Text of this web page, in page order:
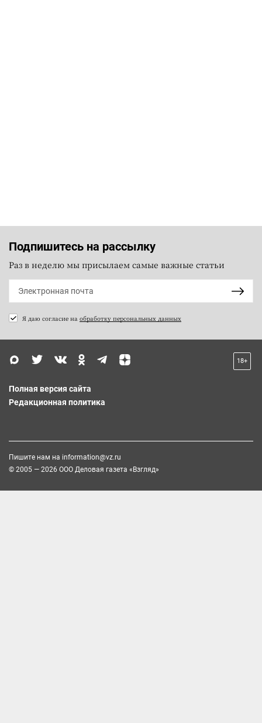
Подпишитесь на рассылку
Раз в неделю мы присылаем самые важные статьи
Я даю согласие на обработку персональных данных
18+
Полная версия сайта
Редакционная политика
Пишите нам на information@vz.ru
© 2005 — 2026 ООО Деловая газета «Взгляд»